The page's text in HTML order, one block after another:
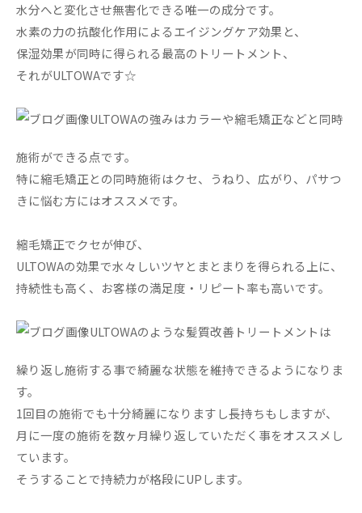
水分へと変化させ無害化できる唯一の成分です。
水素の力の抗酸化作用によるエイジングケア効果と、
保湿効果が同時に得られる最高のトリートメント、
それがULTOWAです☆
ULTOWAの強みはカラーや縮毛矯正などと同時
施術ができる点です。
特に縮毛矯正との同時施術はクセ、うねり、広がり、パサつ
きに悩む方にはオススメです。
縮毛矯正でクセが伸び、
ULTOWAの効果で水々しいツヤとまとまりを得られる上に、
持続性も高く、お客様の満足度・リピート率も高いです。
ULTOWAのような髪質改善トリートメントは
繰り返し施術する事で綺麗な状態を維持できるようになりま
す。
1回目の施術でも十分綺麗になりますし長持ちもしますが、
月に一度の施術を数ヶ月繰り返していただく事をオススメし
ています。
そうすることで持続力が格段にUPします。